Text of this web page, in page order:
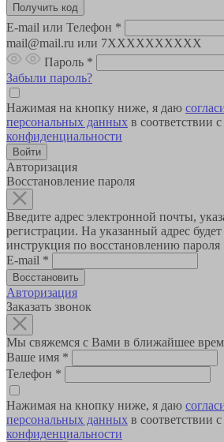
E-mail или Телефон *
mail@mail.ru или 7XXXXXXXXXX
Пароль *
Забыли пароль?
Нажимая на кнопку ниже, я даю
персональных данных в соответствии с
конфиденциальности
Авторизация
Восстановление пароля
Введите адрес электронной почты,
регистрации. На указанный адрес будет
инструкция по восстановлению пароля
E-mail *
Авторизация
Заказать звонок
Мы свяжемся с Вами в ближайшее
Ваше имя *
Телефон *
Нажимая на кнопку ниже, я даю
персональных данных в соответствии с
конфиденциальности